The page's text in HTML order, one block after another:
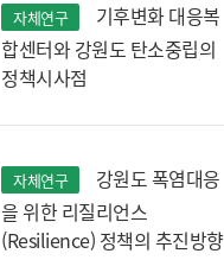
자체연구
기후변화 대응복
합센터와 강원도 탄소중립의
정책시사점
자체연구
강원도 폭염대응
을 위한 리질리언스
(Resilience) 정책의 추진방향